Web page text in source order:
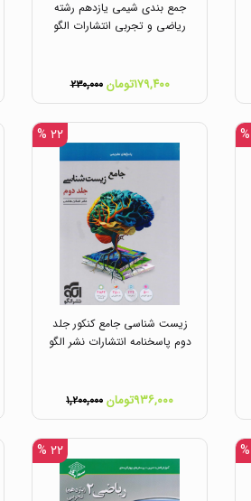
جمع بندی شیمی یازدهم رشته
ریاضی و تجربی انتشارات الگو
۱۷۹,۴۰۰تومان ۲۳۰,۰۰۰
۲۲ %
زیست شناسی جامع کنکور جلد
دوم پاسخنامه انتشارات نشر الگو
۹۳۶,۰۰۰تومان ۱,۲۰۰,۰۰۰
۲۲ %